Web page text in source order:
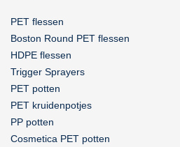
PET flessen
Boston Round PET flessen
HDPE flessen
Trigger Sprayers
PET potten
PET kruidenpotjes
PP potten
Cosmetica PET potten